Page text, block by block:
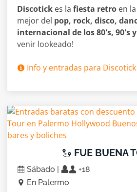
Discotick es la fiesta retro en
mejor del pop, rock, disco,
internacional de los 80's, 90's
venir lookeado!
Info y entradas para Discotick
FUE BUENA
Sábado |
+18
En Palermo